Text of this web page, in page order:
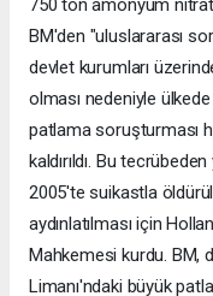
750 ton amonyum
BM'den "uluslararası
devlet kurumları
olması nedeniyle
patlama soruşturması
kaldırıldı. Bu
2005'te suikastla
aydınlatılması için
Mahkemesi kurdu. BM,
Limanı'ndaki büyük